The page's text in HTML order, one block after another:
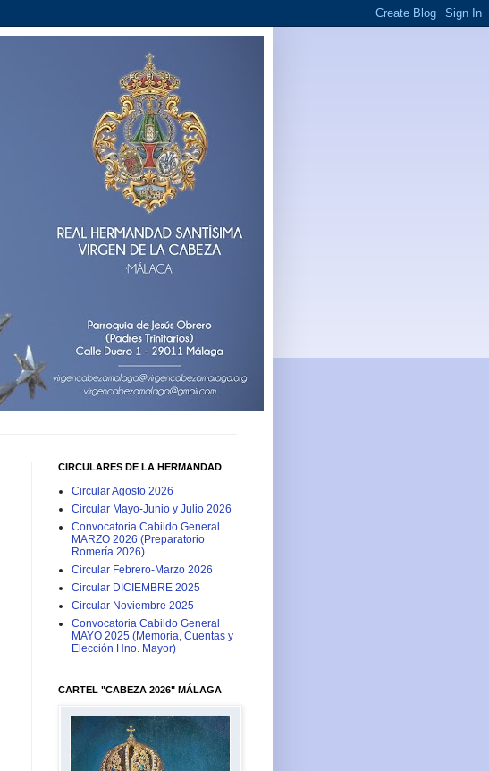
CIRCULARES DE LA HERMANDAD
Circular Agosto 2026
Circular Mayo-Junio y Julio 2026
Convocatoria Cabildo General
MARZO 2026 (Preparatorio
Romería 2026)
Circular Febrero-Marzo 2026
Circular DICIEMBRE 2025
Circular Noviembre 2025
Convocatoria Cabildo General
MAYO 2025 (Memoria, Cuentas y
Elección Hno. Mayor)
CARTEL "CABEZA 2026" MÁLAGA